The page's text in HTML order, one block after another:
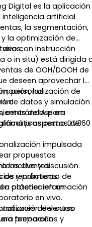
Digital es la aplicación
artificial
la segmentación,
la optimización de
con instrucción
o in situ) está dirigida
de OOH/DOOH de
deseen aprovechar la
personalización de
de datos y simulación
centrándose en
como DV360
los
de IA para
prospectos de
impulsada
propuestas
los clientes.
de rendimiento de
obtener información
de ventas
prepararlas y
y discusión.
y prácticas.
práctica en un
en vivo.
del curso
formación